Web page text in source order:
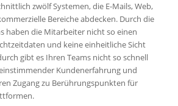
zwölf Systemen, die E-Mails, Web,
Bereiche abdecken. Durch die
haben die Mitarbeiter nicht so einen
und keine einheitliche Sicht
gibt es Ihren Teams nicht so schnell
Kundenerfahrung und
Zugang zu Berührungspunkten für